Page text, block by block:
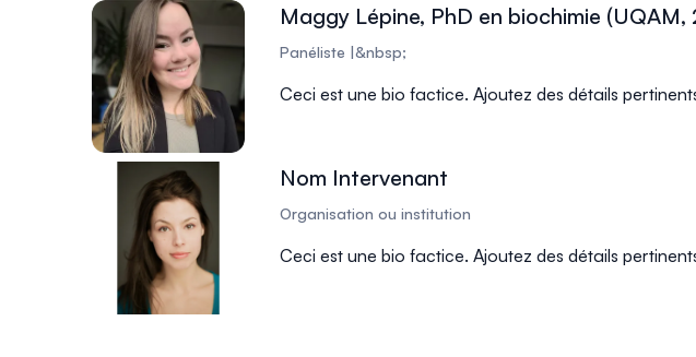
Maggy Lépine, PhD en biochimie (UQAM,
Panéliste |&nbsp;
Ceci est une bio factice. Ajoutez des détails
Nom Intervenant
Organisation ou institution
Ceci est une bio factice. Ajoutez des détails